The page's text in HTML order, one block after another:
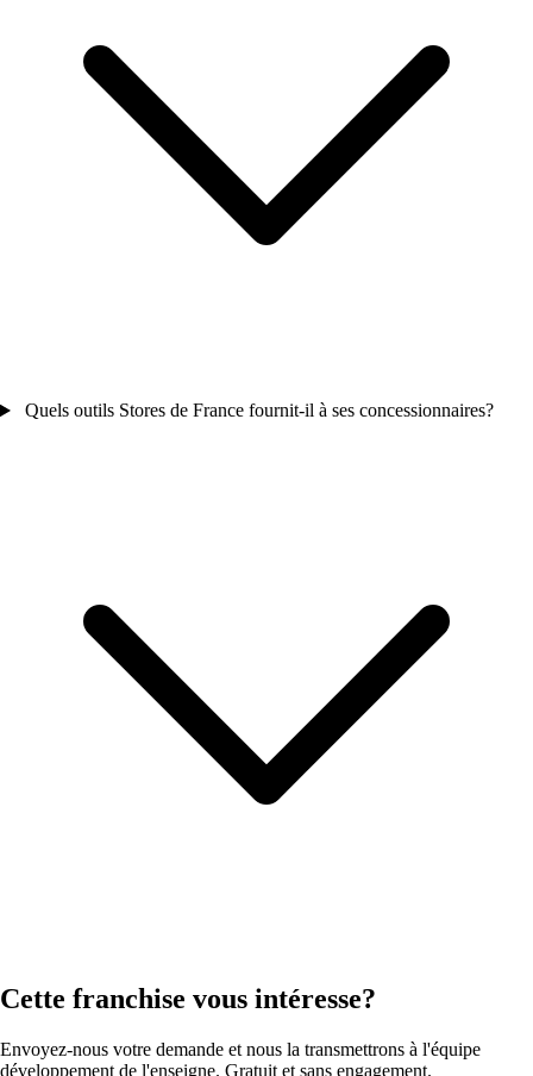
Quels outils Stores de France fournit-il à ses concessionnaires?
Cette franchise vous intéresse?
Envoyez-nous votre demande et nous la transmettrons à l'équipe
développement de l'enseigne. Gratuit et sans engagement.